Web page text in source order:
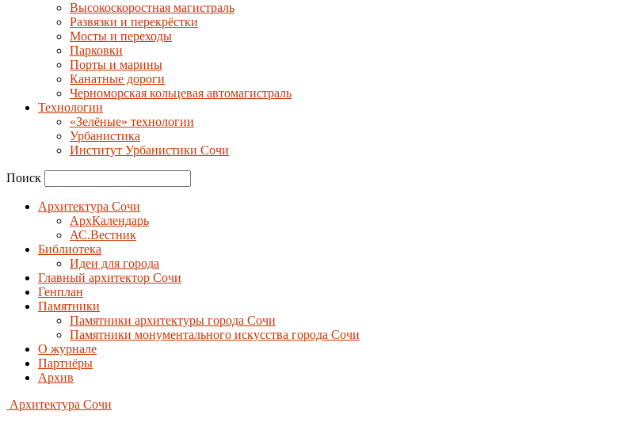
Высокоскоростная магистраль
Развязки и перекрёстки
Мосты и переходы
Парковки
Порты и марины
Канатные дороги
Черноморская кольцевая автомагистраль
Технологии
«Зелёные» технологии
Урбанистика
Институт Урбанистики Сочи
Поиск
Архитектура Сочи
АрхКалендарь
АС.Вестник
Библиотека
Идеи для города
Главный архитектор Сочи
Генплан
Памятники
Памятники архитектуры города Сочи
Памятники монументального искусства города Сочи
О журнале
Партнёры
Архив
Архитектура Сочи